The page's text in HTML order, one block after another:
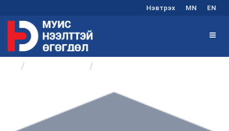
Нэвтрэх MN EN